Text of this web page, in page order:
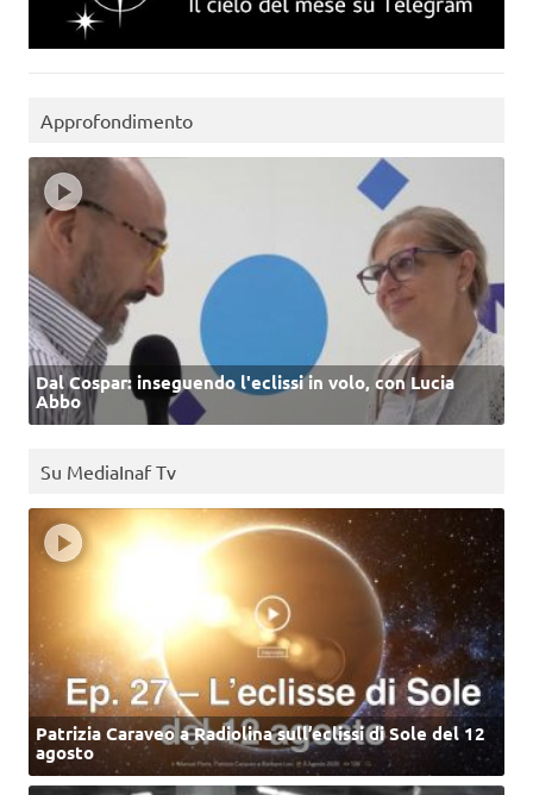
Approfondimento
Dal Cospar: inseguendo l'eclissi in volo, con Lucia
Abbo
Su MediaInaf Tv
Patrizia Caraveo a Radiolina sull’eclissi di Sole del 12
agosto